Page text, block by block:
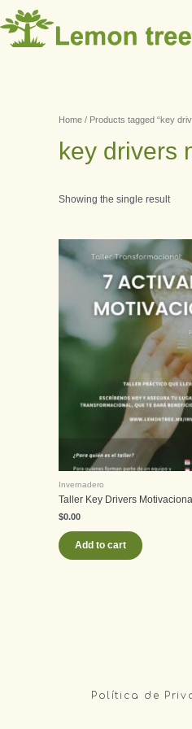
Home / Products tagged “key
key drivers
Showing the single result
Invernadero
Taller Key Drivers
$0.00
Add to cart
Política de